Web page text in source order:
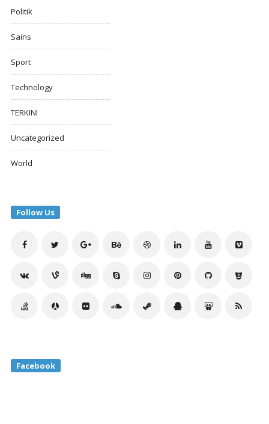
Politik
Sains
Sport
Technology
TERKINI
Uncategorized
World
Follow Us
Facebook